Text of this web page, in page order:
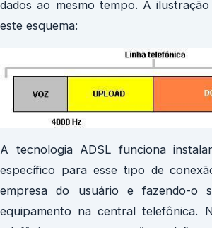
dados ao mesmo tempo. A
este esquema:
A tecnologia ADSL funciona
específico para esse tipo de
empresa do usuário e fazendo-o
equipamento na central telefônica.